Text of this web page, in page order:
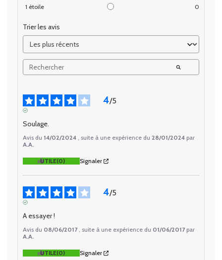
1 étoile 0
Trier les avis
4/5
Soulage.
Avis du 14/02/2024 , suite à une expérience du 28/01/2024 par
A.A.
UTILE(0) Signaler
4/5
A essayer !
Avis du 08/06/2017 , suite à une expérience du 01/06/2017 par
A.A.
UTILE(0) Signaler